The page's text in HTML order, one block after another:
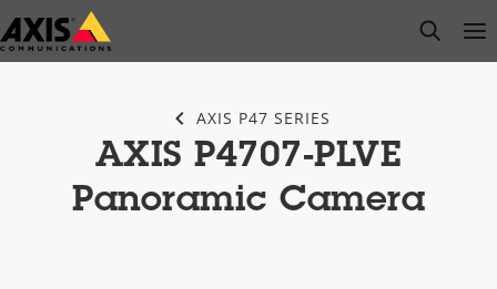
Saltar
al
open
AXIS P47 SERIES
AXIS P4707-PLVE
Panoramic Camera